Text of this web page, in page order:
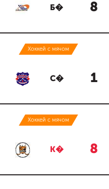
Б� 8
Хоккей с мячом
С� 1
Хоккей с мячом
К� 8